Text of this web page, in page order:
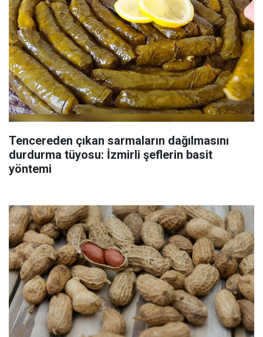
Tencereden çıkan sarmaların dağılmasını
durdurma tüyosu: İzmirli şeflerin basit
yöntemi